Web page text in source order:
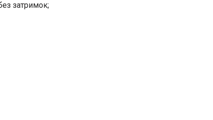
затримок;